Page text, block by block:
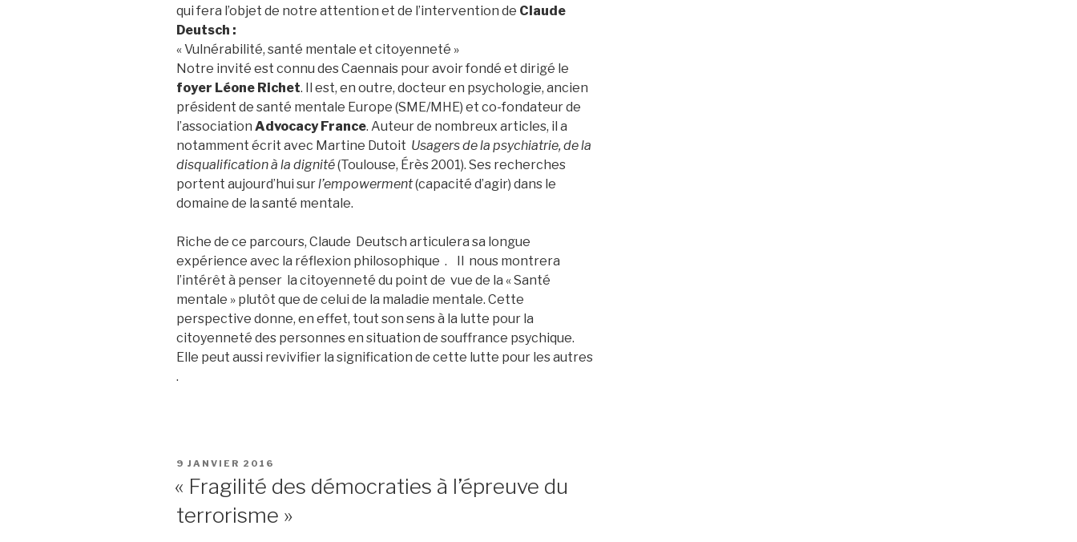
qui fera l’objet de notre attention et de l’intervention de Claude
Deutsch :
« Vulnérabilité, santé mentale et citoyenneté »
Notre invité est connu des Caennais pour avoir fondé et dirigé le
foyer Léone Richet. Il est, en outre, docteur en psychologie, ancien
président de santé mentale Europe (SME/MHE) et co-fondateur de
l’association Advocacy France. Auteur de nombreux articles, il a
notamment écrit avec Martine Dutoit Usagers de la psychiatrie, de la
disqualification à la dignité(Toulouse, Érès 2001). Ses recherches
portent aujourd’hui surl’empowerment(capacité d’agir) dans le
domaine de la santé mentale.
Riche de ce parcours, Claude Deutsch articulera sa longue
expérience avec la réflexion philosophique . Il nous montrera
l’intérêt à penser la citoyenneté du point de vue de la « Santé
mentale » plutôt que de celui de la maladie mentale. Cette
perspective donne, en effet, tout son sens à la lutte pour la
citoyenneté des personnes en situation de souffrance psychique.
Elle peut aussi revivifier la signification de cette lutte pour les autres
.
PUBLIÉ
9 JANVIER 2016
« Fragilité des démocraties à l’épreuve du
terrorisme »